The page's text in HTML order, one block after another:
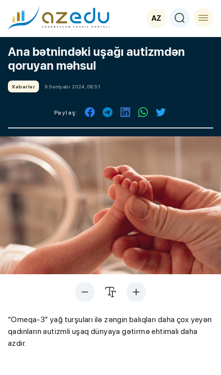
AZ
Ana bətnindəki uşağı autizmdən
qoruyan məhsul
Xəbərlər 9 Sentyabr 2024, 08:51
Paylaş:
“Omeqa-3” yağ turşuları ilə zəngin balıqları daha çox yeyən
qadınların autizmli uşaq dünyaya gətirmə ehtimalı daha
azdır.